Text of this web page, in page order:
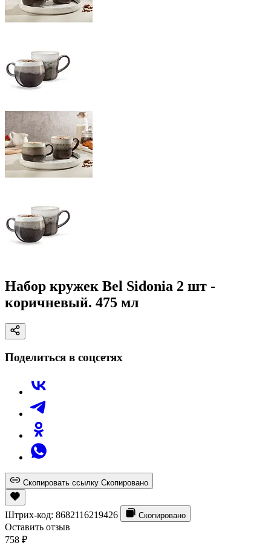
Набор кружек Bel Sidonia 2 шт -
коричневый. 475 мл
Поделиться в соцсетях
Скопировать ссылку Скопировано
Штрих-код: 8682116219426 Скопировано
Оставить отзыв
758 ₽